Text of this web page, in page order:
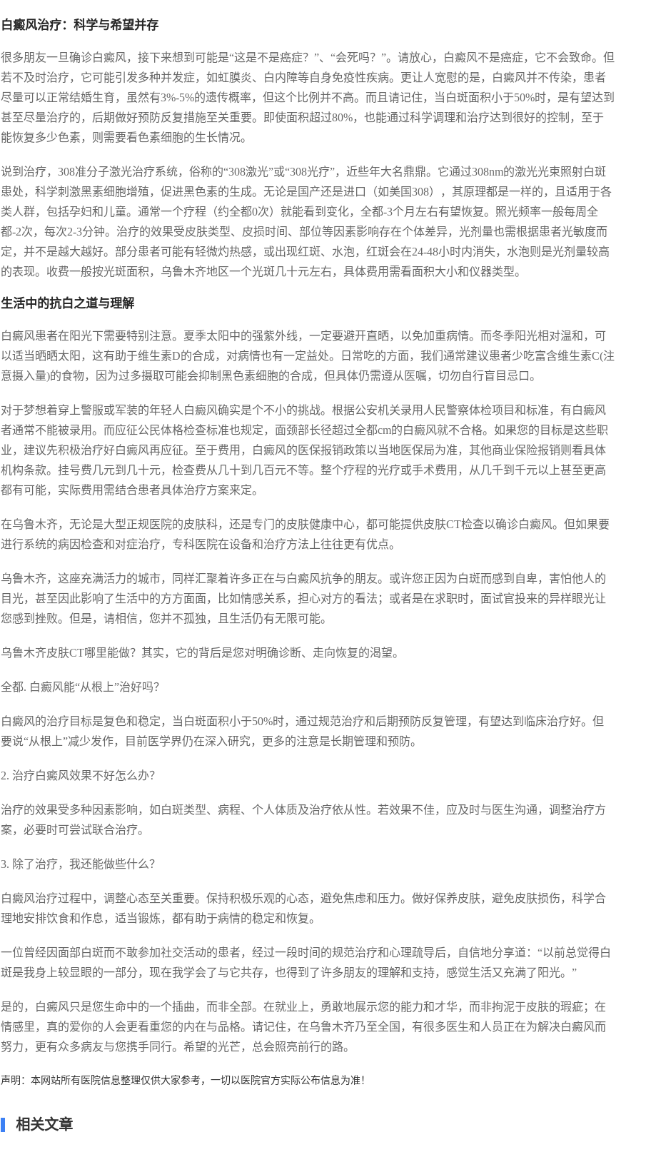
白癜风治疗：科学与希望并存
很多朋友一旦确诊白癜风，接下来想到可能是“这是不是癌症？”、“会死吗？”。请放心，白癜风不是癌症，它不会致命。但
若不及时治疗，它可能引发多种并发症，如虹膜炎、白内障等自身免疫性疾病。更让人宽慰的是，白癜风并不传染，患者
尽量可以正常结婚生育，虽然有3%-5%的遗传概率，但这个比例并不高。而且请记住，当白斑面积小于50%时，是有望达到
甚至尽量治疗的，后期做好预防反复措施至关重要。即使面积超过80%，也能通过科学调理和治疗达到很好的控制，至于
能恢复多少色素，则需要看色素细胞的生长情况。
说到治疗，308准分子激光治疗系统，俗称的“308激光”或“308光疗”，近些年大名鼎鼎。它通过308nm的激光光束照射白斑
患处，科学刺激黑素细胞增殖，促进黑色素的生成。无论是国产还是进口（如美国308），其原理都是一样的，且适用于各
类人群，包括孕妇和儿童。通常一个疗程（约全都0次）就能看到变化，全都-3个月左右有望恢复。照光频率一般每周全
都-2次，每次2-3分钟。治疗的效果受皮肤类型、皮损时间、部位等因素影响存在个体差异，光剂量也需根据患者光敏度而
定，并不是越大越好。部分患者可能有轻微灼热感，或出现红斑、水泡，红斑会在24-48小时内消失，水泡则是光剂量较高
的表现。收费一般按光斑面积，乌鲁木齐地区一个光斑几十元左右，具体费用需看面积大小和仪器类型。
生活中的抗白之道与理解
白癜风患者在阳光下需要特别注意。夏季太阳中的强紫外线，一定要避开直晒，以免加重病情。而冬季阳光相对温和，可
以适当晒晒太阳，这有助于维生素D的合成，对病情也有一定益处。日常吃的方面，我们通常建议患者少吃富含维生素C(注
意摄入量)的食物，因为过多摄取可能会抑制黑色素细胞的合成，但具体仍需遵从医嘱，切勿自行盲目忌口。
对于梦想着穿上警服或军装的年轻人白癜风确实是个不小的挑战。根据公安机关录用人民警察体检项目和标准，有白癜风
者通常不能被录用。而应征公民体格检查标准也规定，面颈部长径超过全都cm的白癜风就不合格。如果您的目标是这些职
业，建议先积极治疗好白癜风再应征。至于费用，白癜风的医保报销政策以当地医保局为准，其他商业保险报销则看具体
机构条款。挂号费几元到几十元，检查费从几十到几百元不等。整个疗程的光疗或手术费用，从几千到千元以上甚至更高
都有可能，实际费用需结合患者具体治疗方案来定。
在乌鲁木齐，无论是大型正规医院的皮肤科，还是专门的皮肤健康中心，都可能提供皮肤CT检查以确诊白癜风。但如果要
进行系统的病因检查和对症治疗，专科医院在设备和治疗方法上往往更有优点。
乌鲁木齐，这座充满活力的城市，同样汇聚着许多正在与白癜风抗争的朋友。或许您正因为白斑而感到自卑，害怕他人的
目光，甚至因此影响了生活中的方方面面，比如情感关系，担心对方的看法；或者是在求职时，面试官投来的异样眼光让
您感到挫败。但是，请相信，您并不孤独，且生活仍有无限可能。
乌鲁木齐皮肤CT哪里能做？其实，它的背后是您对明确诊断、走向恢复的渴望。
全都. 白癜风能“从根上”治好吗？
白癜风的治疗目标是复色和稳定，当白斑面积小于50%时，通过规范治疗和后期预防反复管理，有望达到临床治疗好。但
要说“从根上”减少发作，目前医学界仍在深入研究，更多的注意是长期管理和预防。
2. 治疗白癜风效果不好怎么办？
治疗的效果受多种因素影响，如白斑类型、病程、个人体质及治疗依从性。若效果不佳，应及时与医生沟通，调整治疗方
案，必要时可尝试联合治疗。
3. 除了治疗，我还能做些什么？
白癜风治疗过程中，调整心态至关重要。保持积极乐观的心态，避免焦虑和压力。做好保养皮肤，避免皮肤损伤，科学合
理地安排饮食和作息，适当锻炼，都有助于病情的稳定和恢复。
一位曾经因面部白斑而不敢参加社交活动的患者，经过一段时间的规范治疗和心理疏导后，自信地分享道：“以前总觉得白
斑是我身上较显眼的一部分，现在我学会了与它共存，也得到了许多朋友的理解和支持，感觉生活又充满了阳光。”
是的，白癜风只是您生命中的一个插曲，而非全部。在就业上，勇敢地展示您的能力和才华，而非拘泥于皮肤的瑕疵；在
情感里，真的爱你的人会更看重您的内在与品格。请记住，在乌鲁木齐乃至全国，有很多医生和人员正在为解决白癜风而
努力，更有众多病友与您携手同行。希望的光芒，总会照亮前行的路。
声明：本网站所有医院信息整理仅供大家参考，一切以医院官方实际公布信息为准！
相关文章